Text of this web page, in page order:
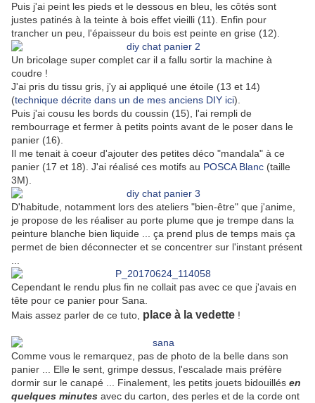
Puis j'ai peint les pieds et le dessous en bleu, les côtés sont
justes patinés à la teinte à bois effet vieilli (11). Enfin pour
trancher un peu, l'épaisseur du bois est peinte en grise (12).
Un bricolage super complet car il a fallu sortir la machine à
coudre !
J'ai pris du tissu gris, j'y ai appliqué une étoile (13 et 14)
(technique décrite dans un de mes anciens DIY ici).
Puis j'ai cousu les bords du coussin (15), l'ai rempli de
rembourrage et fermer à petits points avant de le poser dans le
panier (16).
Il me tenait à coeur d'ajouter des petites déco "mandala" à ce
panier (17 et 18). J'ai réalisé ces motifs au POSCA Blanc (taille
3M).
D'habitude, notamment lors des ateliers "bien-être" que j'anime,
je propose de les réaliser au porte plume que je trempe dans la
peinture blanche bien liquide ... ça prend plus de temps mais ça
permet de bien déconnecter et se concentrer sur l'instant présent
Cependant le rendu plus fin ne collait pas avec ce que j'avais en
tête pour ce panier pour Sana.
Mais assez parler de ce tuto, place à la vedette !
Comme vous le remarquez, pas de photo de la belle dans son
panier ... Elle le sent, grimpe dessus, l'escalade mais préfère
dormir sur le canapé ... Finalement, les petits jouets bidouillés en
quelques minutes avec du carton, des perles et de la corde ont